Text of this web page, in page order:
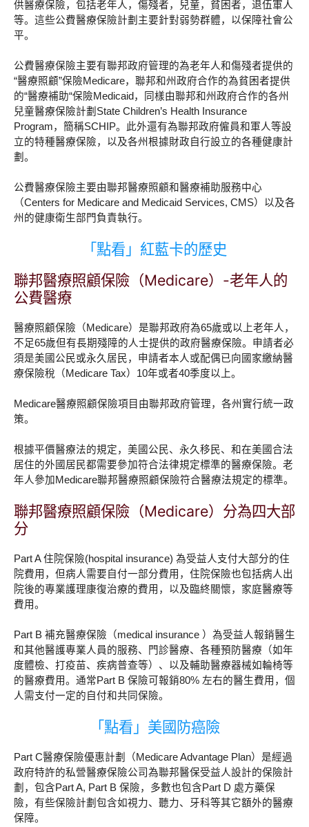
供醫療保險，包括老年人，傷殘者，兒童，貧困者，退伍軍人
等。這些公費醫療保險計劃主要針對弱勢群體，以保障社會公
平。
公費醫療保險主要有聯邦政府管理的為老年人和傷殘者提供的
“醫療照顧”保險Medicare，聯邦和州政府合作的為貧困者提供
的“醫療補助“保險Medicaid，同樣由聯邦和州政府合作的各州
兒童醫療保險計劃State Children’s Health Insurance
Program，簡稱SCHIP。此外還有為聯邦政府僱員和軍人等設
立的特種醫療保險，以及各州根據財政自行設立的各種健康計
劃。
公費醫療保險主要由聯邦醫療照顧和醫療補助服務中心
（Centers for Medicare and Medicaid Services, CMS）以及各
州的健康衛生部門負責執行。
「點看」紅藍卡的歷史
聯邦醫療照顧保險（Medicare）-老年人的
公費醫療
醫療照顧保險（Medicare）是聯邦政府為65歲或以上老年人，
不足65歲但有長期殘障的人士提供的政府醫療保險。申請者必
須是美國公民或永久居民，申請者本人或配偶已向國家繳納醫
療保險稅（Medicare Tax）10年或者40季度以上。
Medicare醫療照顧保險項目由聯邦政府管理，各州實行統一政
策。
根據平價醫療法的規定，美國公民、永久移民、和在美國合法
居住的外國居民都需要參加符合法律規定標準的醫療保險。老
年人參加Medicare聯邦醫療照顧保險符合醫療法規定的標準。
聯邦醫療照顧保險（Medicare）分為四大部
分
Part A 住院保險(hospital insurance) 為受益人支付大部分的住
院費用，但病人需要自付一部分費用，住院保險也包括病人出
院後的專業護理康復治療的費用，以及臨終關懷，家庭醫療等
費用。
Part B 補充醫療保險（medical insurance ）為受益人報銷醫生
和其他醫護專業人員的服務、門診醫療、各種預防醫療（如年
度體檢、打疫苗、疾病普查等）、以及輔助醫療器械如輪椅等
的醫療費用。通常Part B 保險可報銷80% 左右的醫生費用，個
人需支付一定的自付和共同保險。
「點看」美國防癌險
Part C醫療保險優惠計劃（Medicare Advantage Plan）是經過
政府特許的私營醫療保險公司為聯邦醫保受益人設計的保險計
劃，包含Part A, Part B 保險，多數也包含Part D 處方藥保
險，有些保險計劃包含如視力、聽力、牙科等其它額外的醫療
保障。